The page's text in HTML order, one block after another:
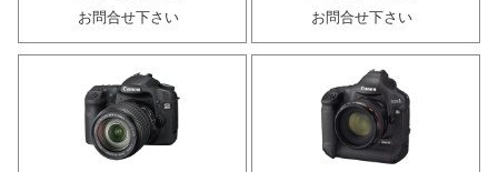
お問合せ下さい
お問合せ下さい